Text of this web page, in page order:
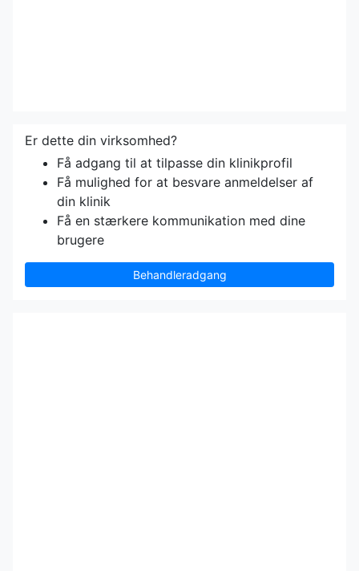
Er dette din virksomhed?
Få adgang til at tilpasse din klinikprofil
Få mulighed for at besvare anmeldelser af
din klinik
Få en stærkere kommunikation med dine
brugere
Behandleradgang